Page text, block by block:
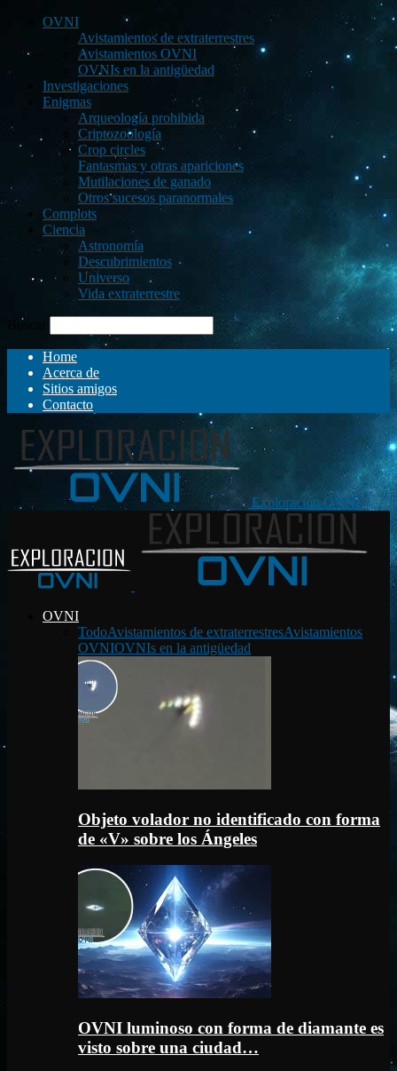
OVNI
Avistamientos de extraterrestres
Avistamientos OVNI
OVNIs en la antigüedad
Investigaciones
Enigmas
Arqueología prohibida
Criptozoología
Crop circles
Fantasmas y otras apariciones
Mutilaciones de ganado
Otros sucesos paranormales
Complots
Ciencia
Astronomía
Descubrimientos
Universo
Vida extraterrestre
Buscar
Home
Acerca de
Sitios amigos
Contacto
Exploración OVNI
OVNI
TodoAvistamientos de extraterrestresAvistamientos
OVNIOVNIs en la antigüedad
Objeto volador no identificado con forma
de «V» sobre los Ángeles
OVNI luminoso con forma de diamante es
visto sobre una ciudad…